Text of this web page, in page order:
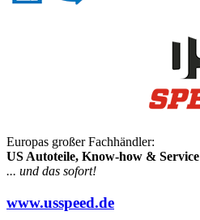
Europas großer Fachhändler:
US Autoteile, Know-how & Service
... und das sofort!
www.usspeed.de